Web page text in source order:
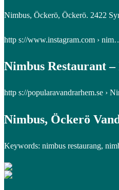
Nimbus, Öckerö, Öckerö. 2422
http s://www.instagram.com ›
Nimbus Restaurant
http s://popularavandrarhem.se ›
Nimbus, Öckerö
Keywords: nimbus restaurang,